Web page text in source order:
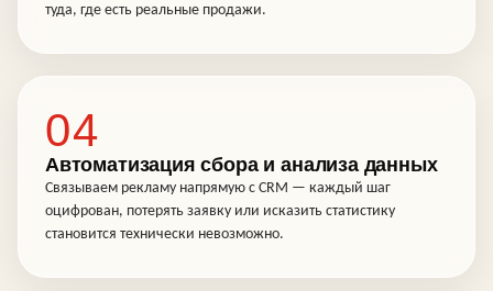
туда, где есть реальные продажи.
04
Автоматизация сбора и анализа данных
Связываем рекламу напрямую с CRM — каждый шаг
оцифрован, потерять заявку или исказить статистику
становится технически невозможно.